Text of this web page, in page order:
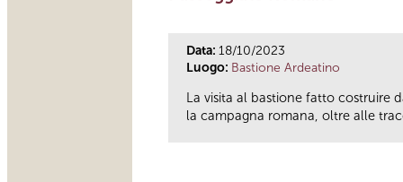
Data: 18/10/2023
Luogo: Bastione Ardeatino
La visita al bastione fatto costruire
la campagna romana, oltre alle